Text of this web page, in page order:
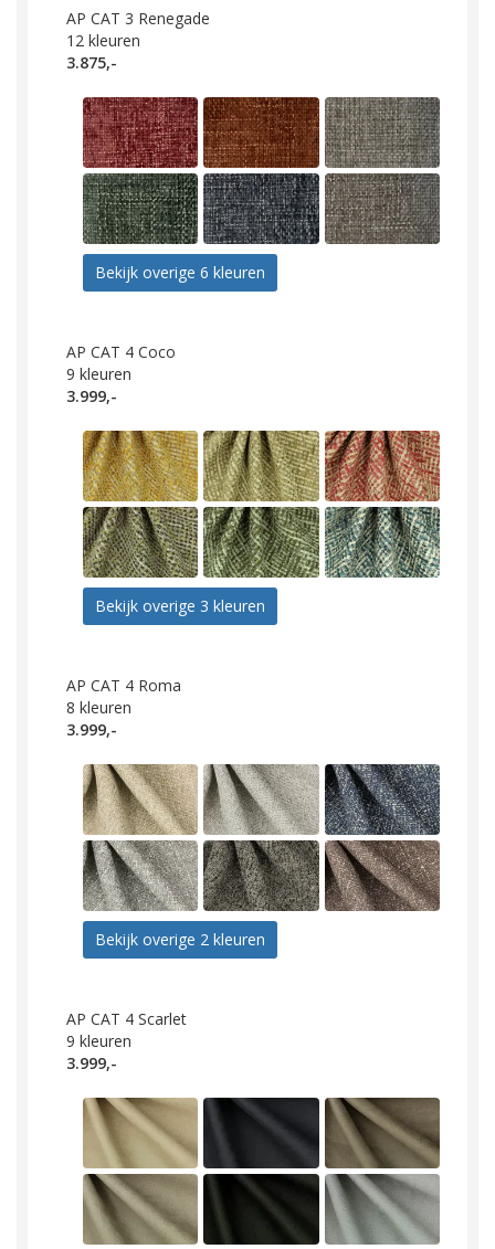
AP CAT 3 Renegade
12 kleuren
3.875,-
Bekijk overige 6 kleuren
AP CAT 4 Coco
9 kleuren
3.999,-
Bekijk overige 3 kleuren
AP CAT 4 Roma
8 kleuren
3.999,-
Bekijk overige 2 kleuren
AP CAT 4 Scarlet
9 kleuren
3.999,-